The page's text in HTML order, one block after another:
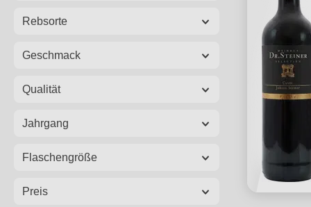
Rebsorte
Geschmack
Qualität
Jahrgang
Flaschengröße
Preis